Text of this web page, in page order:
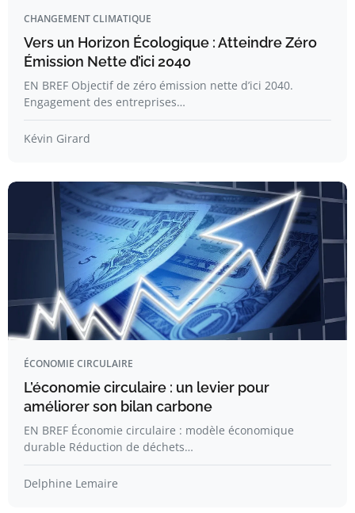
CHANGEMENT CLIMATIQUE
Vers un Horizon Écologique : Atteindre Zéro
Émission Nette d’ici 2040
EN BREF Objectif de zéro émission nette d’ici 2040.
Engagement des entreprises…
Kévin Girard
ÉCONOMIE CIRCULAIRE
L’économie circulaire : un levier pour
améliorer son bilan carbone
EN BREF Économie circulaire : modèle économique
durable Réduction de déchets…
Delphine Lemaire